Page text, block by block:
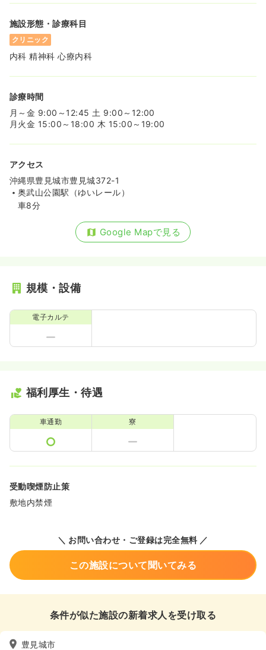
施設形態・診療科目
クリニック
内科 精神科 心療内科
診療時間
月～金 9:00～12:45 土 9:00～12:00
月火金 15:00～18:00 木 15:00～19:00
アクセス
沖縄県豊見城市豊見城372-1
奥武山公園駅（ゆいレール）
車8分
Google Mapで見る
規模・設備
電子カルテ
福利厚生・待遇
車通勤 寮
受動喫煙防止策
敷地内禁煙
＼ お問い合わせ・ご登録は完全無料 ／
この施設について聞いてみる
条件が似た施設の新着求人を受け取る
豊見城市